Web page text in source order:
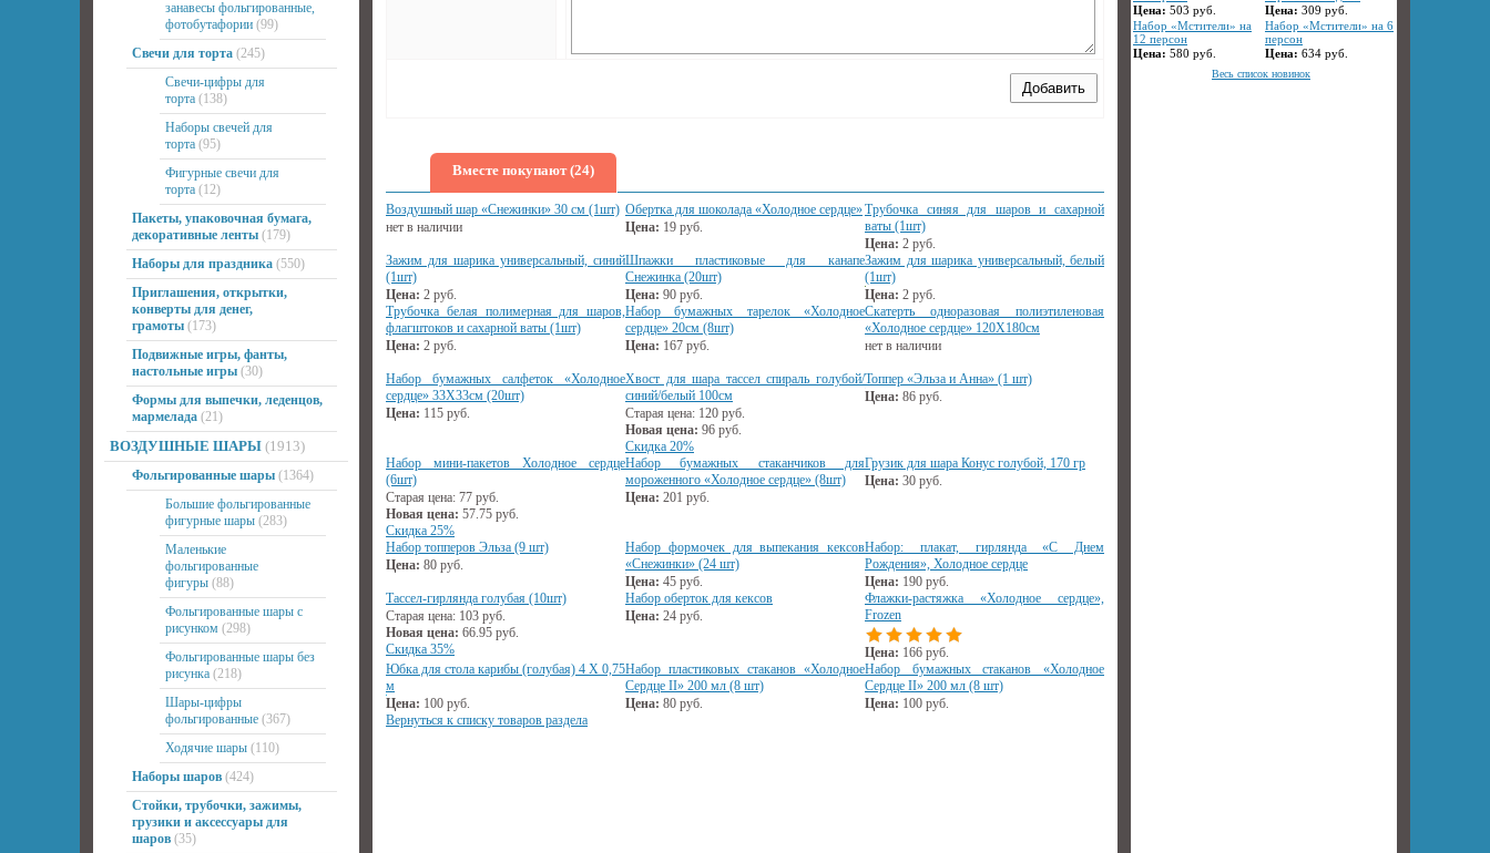
занавесы фольгированные,
фотобутафории (99)
Свечи для торта (245)
Свечи-цифры для
торта (138)
Наборы свечей для
торта (95)
Фигурные свечи для
торта (12)
Пакеты, упаковочная бумага,
декоративные ленты (179)
Наборы для праздника (550)
Приглашения, открытки,
конверты для денег,
грамоты (173)
Подвижные игры, фанты,
настольные игры (30)
Формы для выпечки, леденцов,
мармелада (21)
ВОЗДУШНЫЕ ШАРЫ (1913)
Фольгированные шары (1364)
Большие фольгированные
фигурные шары (283)
Маленькие
фольгированные
фигуры (88)
Фольгированные шары с
рисунком (298)
Фольгированные шары без
рисунка (218)
Шары-цифры
фольгированные (367)
Ходячие шары (110)
Наборы шаров (424)
Стойки, трубочки, зажимы,
грузики и аксессуары для
шаров (35)
Вместе покупают (24)
Воздушный шар «Снежинки» 30 см (1шт)
нет в наличии
Обертка для шоколада «Холодное сердце»
Цена: 19 руб.
Трубочка синяя для шаров и сахарной
ваты (1шт)
Цена: 2 руб.
Зажим для шарика универсальный, синий
(1шт)
Цена: 2 руб.
Шпажки пластиковые для канапе
Снежинка (20шт)
Цена: 90 руб.
Зажим для шарика универсальный, белый
(1шт)
Цена: 2 руб.
Трубочка белая полимерная для шаров,
флагштоков и сахарной ваты (1шт)
Цена: 2 руб.
Набор бумажных тарелок «Холодное
сердце» 20см (8шт)
Цена: 167 руб.
Скатерть одноразовая полиэтиленовая
«Холодное сердце» 120Х180см
нет в наличии
Набор бумажных салфеток «Холодное
сердце» 33Х33см (20шт)
Цена: 115 руб.
Хвост для шара тассел спираль голубой/
синий/белый 100см
Старая цена: 120 руб.
Новая цена: 96 руб.
Скидка 20%
Топпер «Эльза и Анна» (1 шт)
Цена: 86 руб.
Набор мини-пакетов Холодное сердце
(6шт)
Старая цена: 77 руб.
Новая цена: 57.75 руб.
Скидка 25%
Набор бумажных стаканчиков для
мороженного «Холодное сердце» (8шт)
Цена: 201 руб.
Грузик для шара Конус голубой, 170 гр
Цена: 30 руб.
Набор топперов Эльза (9 шт)
Цена: 80 руб.
Набор формочек для выпекания кексов
«Снежинки» (24 шт)
Цена: 45 руб.
Набор: плакат, гирлянда «С Днем
Рождения», Холодное сердце
Цена: 190 руб.
Тассел-гирлянда голубая (10шт)
Старая цена: 103 руб.
Новая цена: 66.95 руб.
Скидка 35%
Набор оберток для кексов
Цена: 24 руб.
Флажки-растяжка «Холодное сердце»,
Frozen
Цена: 166 руб.
Юбка для стола карибы (голубая) 4 Х 0,75
м
Цена: 100 руб.
Набор пластиковых стаканов «Холодное
Сердце II» 200 мл (8 шт)
Цена: 80 руб.
Набор бумажных стаканов «Холодное
Сердце II» 200 мл (8 шт)
Цена: 100 руб.
Вернуться к списку товаров раздела
Цена: 503 руб.
Цена: 309 руб.
Набор «Мстители» на
12 персон
Цена: 580 руб.
Набор «Мстители» на 6
персон
Цена: 634 руб.
Весь список новинок